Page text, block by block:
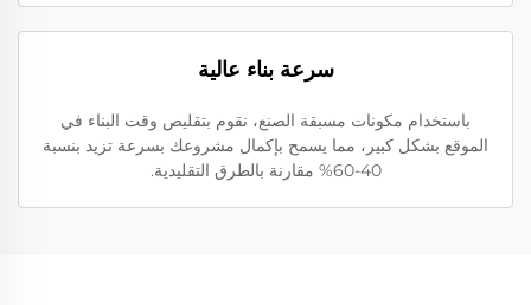
سرعة بناء عالية
باستخدام مكونات مسبقة الصنع، نقوم بتقليص وقت البناء في
الموقع بشكل كبير، مما يسمح بإكمال مشروعك بسرعة تزيد بنسبة
40-60% مقارنة بالطرق التقليدية.